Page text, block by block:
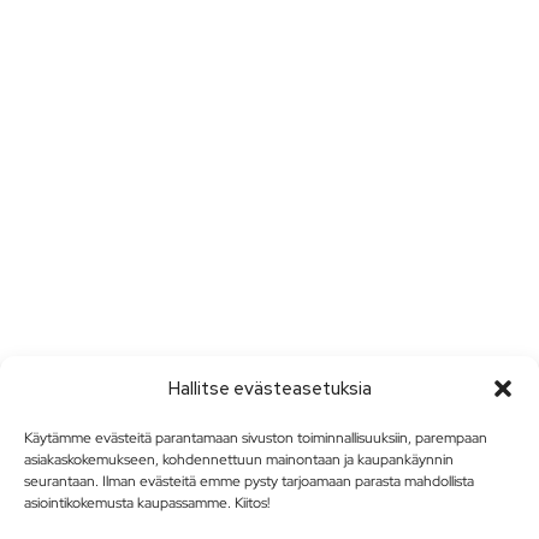
Hallitse evästeasetuksia
Käytämme evästeitä parantamaan sivuston toiminnallisuuksiin, parempaan
asiakaskokemukseen, kohdennettuun mainontaan ja kaupankäynnin
seurantaan. Ilman evästeitä emme pysty tarjoamaan parasta mahdollista
asiointikokemusta kaupassamme. Kiitos!